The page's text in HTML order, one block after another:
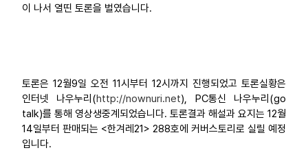
이 나서 열띤 토론을 벌였습니다.
토론은 12월9일 오전 11시부터 12시까지 진행되었고 토론실황은
인터넷 나우누리(http://nownuri.net), PC통신 나우누리(go
talk)를 통해 영상생중계되었습니다. 토론결과 해설과 요지는 12월
14일부터 판매되는 <한겨레21> 288호에 커버스토리로 실릴 예정
입니다.